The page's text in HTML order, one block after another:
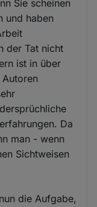
Sie scheinen
und haben
der Tat nicht
ist in über
Da
man - wenn
Sichtweisen
die Aufgabe,